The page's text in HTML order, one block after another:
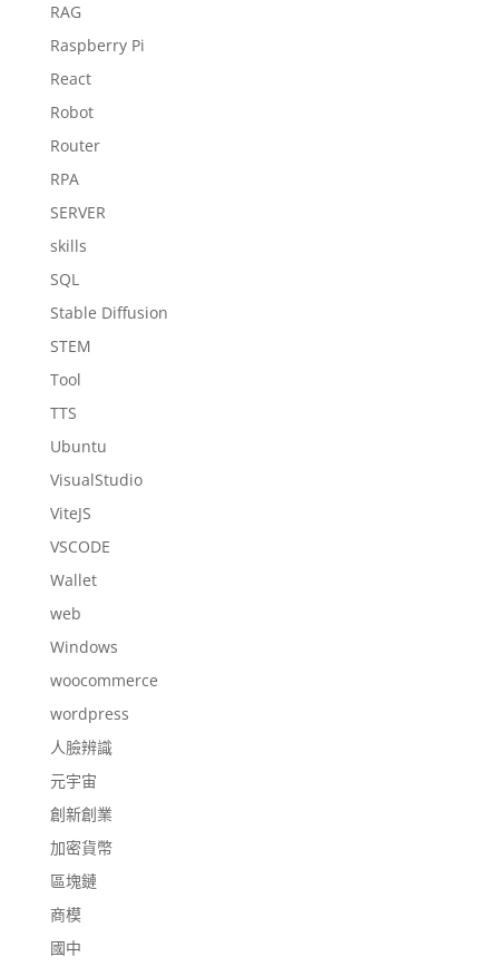
RAG
Raspberry Pi
React
Robot
Router
RPA
SERVER
skills
SQL
Stable Diffusion
STEM
Tool
TTS
Ubuntu
VisualStudio
ViteJS
VSCODE
Wallet
web
Windows
woocommerce
wordpress
人臉辨識
元宇宙
創新創業
加密貨幣
區塊鏈
商模
國中